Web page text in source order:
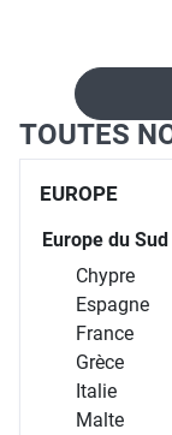
TOUTES
EUROPE
Europe du Sud
Chypre
Espagne
France
Grèce
Italie
Malte